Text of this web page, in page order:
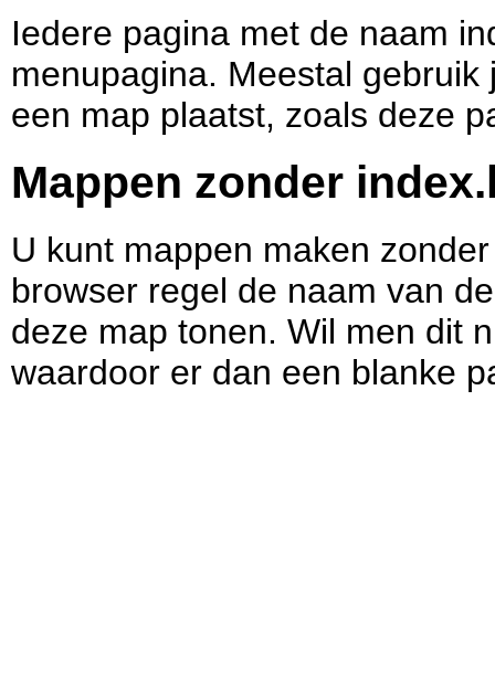
Iedere pagina met de naam
menupagina. Meestal
een map plaatst, zoals deze
Mappen zonder
U kunt mappen maken
browser regel de naam van
deze map tonen. Wil men dit
waardoor er dan een blanke